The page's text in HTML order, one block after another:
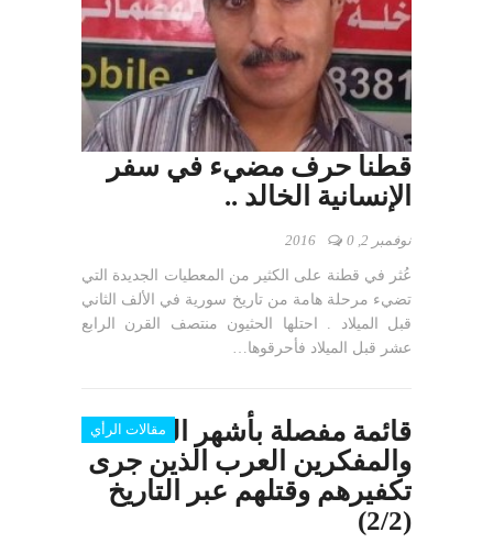
قطنا حرف مضيء في سفر
الإنسانية الخالد ..
نوفمبر 2, 2016 0
عُثر في قطنة على الكثير من المعطيات الجديدة التي
تضيء مرحلة هامة من تاريخ سورية في الألف الثاني
قبل الميلاد . احتلها الحثيون منتصف القرن الرابع
عشر قبل الميلاد فأحرقوها…
مقالات الرأي
قائمة مفصلة بأشهر العلماء
والمفكرين العرب الذين جرى
تكفيرهم وقتلهم عبر التاريخ
(2/2)